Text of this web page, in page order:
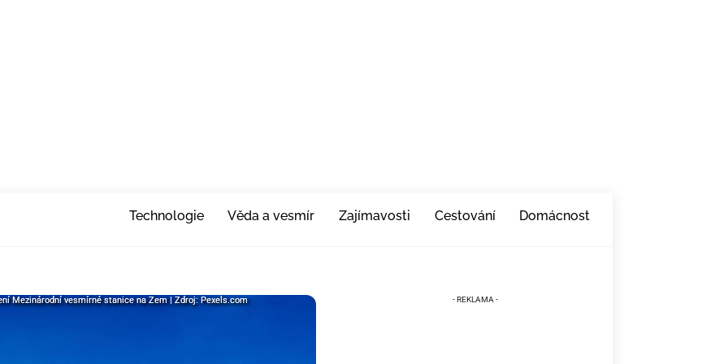
Technologie Věda a vesmír Zajímavosti Cestování Domácnost
Mezinárodní vesmírné stanice na Zem | Zdroj: Pexels.com
Mezinárodní vesmírné stanice na Zem | Zdroj: Pexels.com